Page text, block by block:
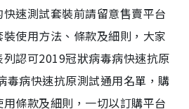
速測試套裝前請留意售賣平台
使用方法、條款及細則，大家
認可2019冠狀病毒病快速抗原
毒病快速抗原測試通用名單，購
條款及細則，一切以訂購平台